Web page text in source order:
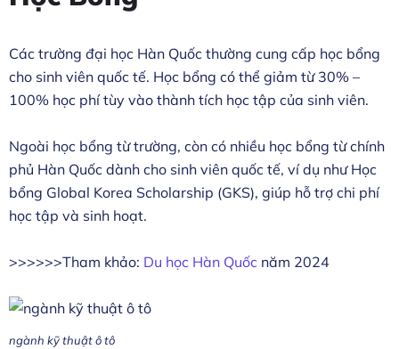
Các trường đại học Hàn Quốc thường cung cấp học bổng
cho sinh viên quốc tế. Học bổng có thể giảm từ 30% –
100% học phí tùy vào thành tích học tập của sinh viên.
Ngoài học bổng từ trường, còn có nhiều học bổng từ chính
phủ Hàn Quốc dành cho sinh viên quốc tế, ví dụ như Học
bổng Global Korea Scholarship (GKS), giúp hỗ trợ chi phí
học tập và sinh hoạt.
>>>>>>Tham khảo: Du học Hàn Quốc năm 2024
ngành kỹ thuật ô tô